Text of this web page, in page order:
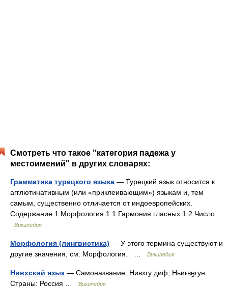
Смотреть что такое "категория падежа у
местоимений" в других словарях:
Грамматика турецкого языка — Турецкий язык относится к
агглютинативным (или «приклеивающим») языкам и, тем
самым, существенно отличается от индоевропейских.
Содержание 1 Морфология 1.1 Гармония гласных 1.2 Число …
Википедия
Морфология (лингвистика) — У этого термина существуют и
другие значения, см. Морфология. …
Википедия
Нивхский язык — Самоназвание: Нивхгу диф, Ньиғвӈгун
Страны: Россия …
Википедия